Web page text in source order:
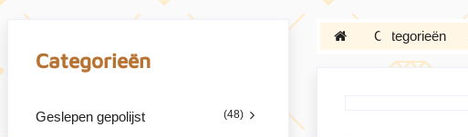
Categorieën
Geslepen gepolijst (48)
Categorieën